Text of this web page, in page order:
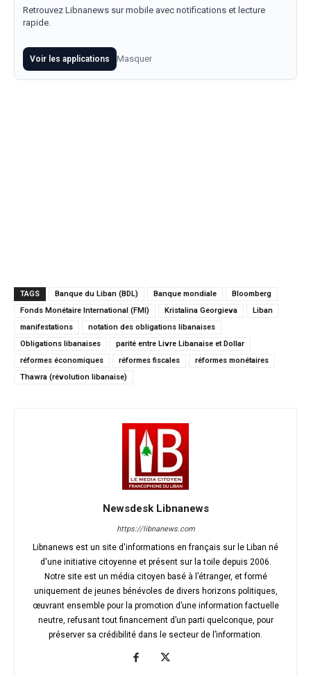
Retrouvez Libnanews sur mobile avec notifications et lecture
rapide.
Voir les applications Masquer
TAGS Banque du Liban (BDL) Banque mondiale
Bloomberg
Fonds Monétaire International (FMI)
Kristalina Georgieva
Liban
manifestations
notation des obligations libanaises
Obligations libanaises
parité entre Livre Libanaise et Dollar
réformes économiques
réformes fiscales
réformes monétaires
Thawra (révolution libanaise)
Newsdesk Libnanews
https://libnanews.com
Libnanews est un site d'informations en français sur le Liban né
d'une initiative citoyenne et présent sur la toile depuis 2006.
Notre site est un média citoyen basé à l’étranger, et formé
uniquement de jeunes bénévoles de divers horizons politiques,
œuvrant ensemble pour la promotion d’une information factuelle
neutre, refusant tout financement d’un parti quelconque, pour
préserver sa crédibilité dans le secteur de l’information.